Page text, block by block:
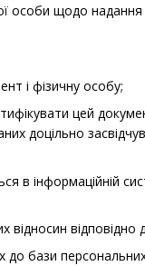
особи щодо
і фізичну особу;
цей
доцільно
в інформаційній
відносин
бази